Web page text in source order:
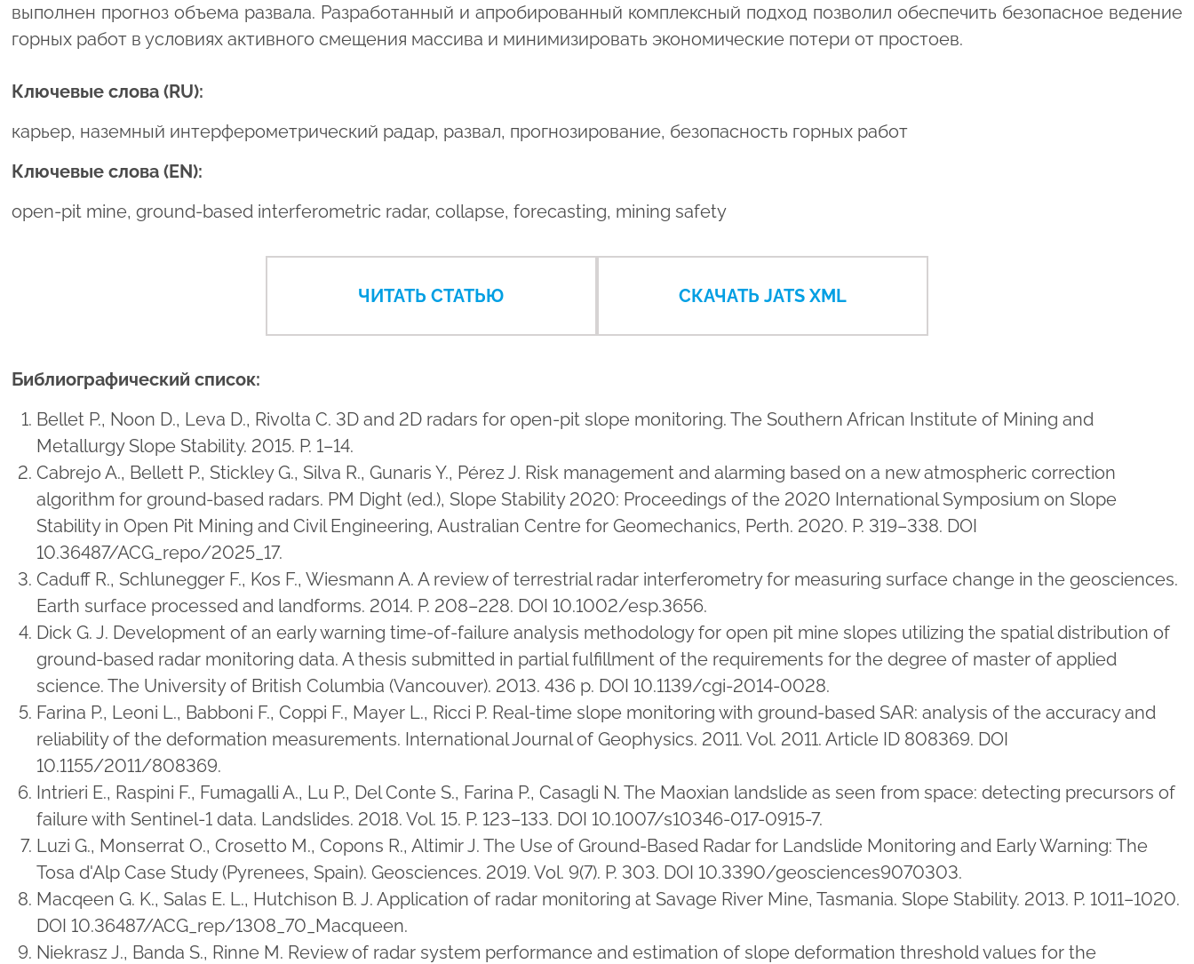
выполнен прогноз объема развала. Разработанный и апробированный комплексный подход позволил обеспечить безопасное ведение
горных работ в условиях активного смещения массива и минимизировать экономические потери от простоев.
Ключевые слова (RU):
карьер, наземный интерферометрический радар, развал, прогнозирование, безопасность горных работ
Ключевые слова (EN):
open-pit mine, ground-based interferometric radar, collapse, forecasting, mining safety
ЧИТАТЬ СТАТЬЮ СКАЧАТЬ JATS XML
Библиографический список:
Bellet P., Noon D., Leva D., Rivolta C. 3D and 2D radars for open-pit slope monitoring. The Southern African Institute of Mining and
Metallurgy Slope Stability. 2015. P. 1–14.
Cabrejo A., Bellett P., Stickley G., Silva R., Gunaris Y., Pérez J. Risk management and alarming based on a new atmospheric correction
algorithm for ground-based radars. PM Dight (ed.), Slope Stability 2020: Proceedings of the 2020 International Symposium on Slope
Stability in Open Pit Mining and Civil Engineering, Australian Centre for Geomechanics, Perth. 2020. P. 319–338. DOI
10.36487/ACG_repo/2025_17.
Caduff R., Schlunegger F., Kos F., Wiesmann A. A review of terrestrial radar interferometry for measuring surface change in the geosciences.
Earth surface processed and landforms. 2014. P. 208–228. DOI 10.1002/esp.3656.
Dick G. J. Development of an early warning time-of-failure analysis methodology for open pit mine slopes utilizing the spatial distribution of
ground-based radar monitoring data. A thesis submitted in partial fulfillment of the requirements for the degree of master of applied
science. The University of British Columbia (Vancouver). 2013. 436 p. DOI 10.1139/cgi-2014-0028.
Farina P., Leoni L., Babboni F., Coppi F., Mayer L., Ricci P. Real-time slope monitoring with ground-based SAR: analysis of the accuracy and
reliability of the deformation measurements. International Journal of Geophysics. 2011. Vol. 2011. Article ID 808369. DOI
10.1155/2011/808369.
Intrieri E., Raspini F., Fumagalli A., Lu P., Del Conte S., Farina P., Casagli N. The Maoxian landslide as seen from space: detecting precursors of
failure with Sentinel-1 data. Landslides. 2018. Vol. 15. P. 123–133. DOI 10.1007/s10346-017-0915-7.
Luzi G., Monserrat O., Crosetto M., Copons R., Altimir J. The Use of Ground-Based Radar for Landslide Monitoring and Early Warning: The
Tosa d'Alp Case Study (Pyrenees, Spain). Geosciences. 2019. Vol. 9(7). P. 303. DOI 10.3390/geosciences9070303.
Macqeen G. K., Salas E. L., Hutchison B. J. Application of radar monitoring at Savage River Mine, Tasmania. Slope Stability. 2013. P. 1011–1020.
DOI 10.36487/ACG_rep/1308_70_Macqueen.
Niekrasz J., Banda S., Rinne M. Review of radar system performance and estimation of slope deformation threshold values for the